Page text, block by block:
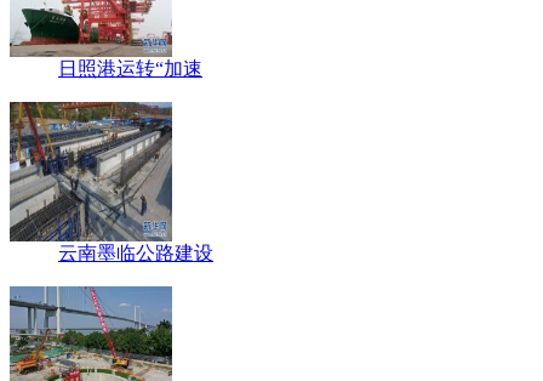
日照港运转“加速
云南墨临公路建设